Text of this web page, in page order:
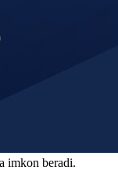
imkon beradi.